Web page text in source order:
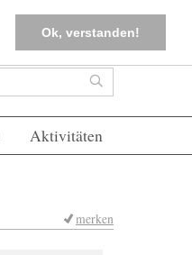
Ok, verstanden!
FAQs Einloggen
Suche
Aktivitäten
merken